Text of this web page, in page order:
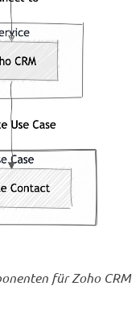
für Zoho CRM